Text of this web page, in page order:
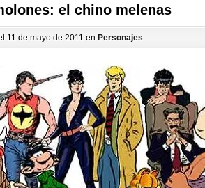
el chino melenas
11 de mayo de 2011 en Personajes